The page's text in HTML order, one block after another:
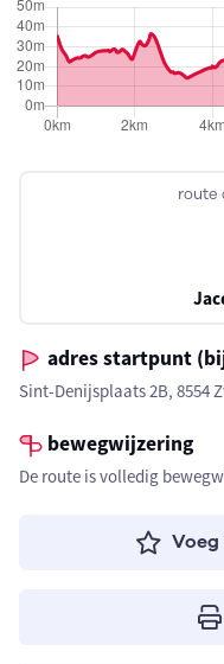
route
adres startpunt
Sint-Denijsplaats 2B, 8554
bewegwijzering
De route is volledig